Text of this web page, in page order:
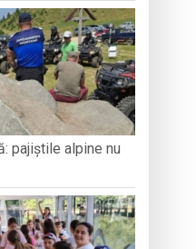
pajiștile alpine nu